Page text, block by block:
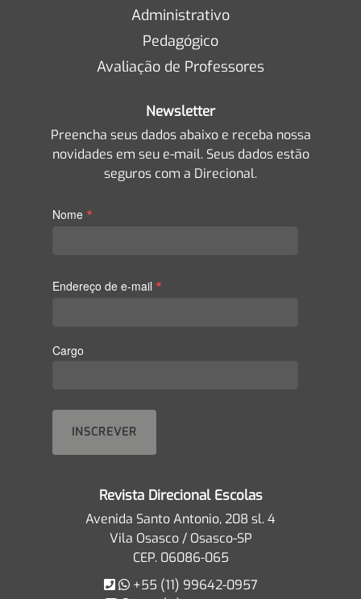
Administrativo
Pedagógico
Avaliação de Professores
Newsletter
Preencha seus dados abaixo e receba nossa
novidades em seu e-mail. Seus dados estão
seguros com a Direcional.
Nome *
Endereço de e-mail *
Cargo
Revista Direcional Escolas
Avenida Santo Antonio, 208 sl. 4
Vila Osasco / Osasco-SP
CEP. 06086-065
+55 (11) 99642-0957